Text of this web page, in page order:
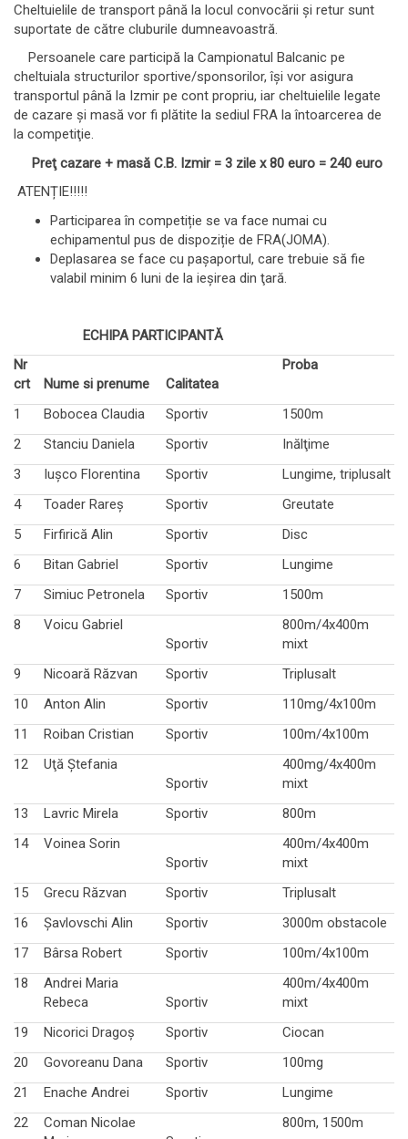
Cheltuielile de transport până la locul convocării şi retur sunt
suportate de către cluburile dumneavoastră.
Persoanele care participă la Campionatul Balcanic pe
cheltuiala structurilor sportive/sponsorilor, îşi vor asigura
transportul până la Izmir pe cont propriu, iar cheltuielile legate
de cazare şi masă vor fi plătite la sediul FRA la întoarcerea de
la competiţie.
Preţ cazare + masă C.B. Izmir = 3 zile x 80 euro = 240 euro
ATENȚIE!!!!!
Participarea în competiție se va face numai cu
echipamentul pus de dispoziție de FRA(JOMA).
Deplasarea se face cu paşaportul, care trebuie să fie
valabil minim 6 luni de la ieşirea din ţară.
ECHIPA PARTICIPANTĂ
Nr
crt
Nume si prenume Calitatea
Proba
1 Bobocea Claudia Sportiv
1500m
2
Stanciu Daniela Sportiv
Inălţime
3
Iuşco Florentina Sportiv
Lungime, triplusalt
4
Toader Rareş Sportiv
Greutate
5
Firfirică Alin Sportiv
Disc
6
Bitan Gabriel Sportiv
Lungime
7
Simiuc Petronela Sportiv
1500m
8
Voicu Gabriel
Sportiv
800m/4x400m
mixt
9
Nicoară Răzvan Sportiv
Triplusalt
10
Anton Alin Sportiv
110mg/4x100m
11
Roiban Cristian Sportiv
100m/4x100m
12
Uţă Ştefania
Sportiv
400mg/4x400m
mixt
13
Lavric Mirela Sportiv
800m
14
Voinea Sorin
Sportiv
400m/4x400m
mixt
15
Grecu Răzvan Sportiv
Triplusalt
16
Şavlovschi Alin Sportiv
3000m obstacole
17
Bârsa Robert Sportiv
100m/4x100m
18
Andrei Maria
Rebeca
Sportiv
400m/4x400m
mixt
19
Nicorici Dragoş Sportiv
Ciocan
20
Govoreanu Dana Sportiv
100mg
21
Enache Andrei Sportiv
Lungime
22
Coman Nicolae
800m, 1500m